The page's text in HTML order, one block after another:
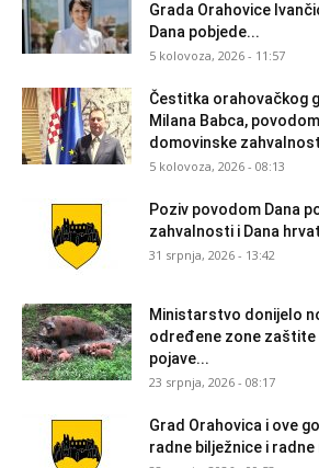
Grada Orahovice
Dana pobjede...
5 kolovoza, 2026 - 11:57
Čestitka orahovačkog
Milana Babca,
domovinske
5 kolovoza, 2026 - 08:13
Poziv povodom Dana
zahvalnosti i Dana
31 srpnja, 2026 - 13:42
Ministarstvo donijelo
određene zone zaštite
pojave...
23 srpnja, 2026 - 08:17
Grad Orahovica i ove
radne bilježnice i